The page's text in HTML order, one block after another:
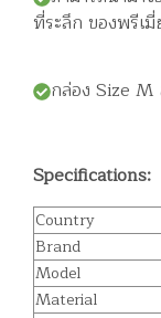
ที่ระลึก ของพรีเ
กล่อง Size M
Specifications:
Country
Brand
Model
Material